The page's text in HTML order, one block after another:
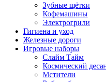
Зубные щётки
Кофемашины
Электрогрили
Гигиена и уход
Железные дороги
Игровые наборы
Слайм Тайм
Космический
Мстители